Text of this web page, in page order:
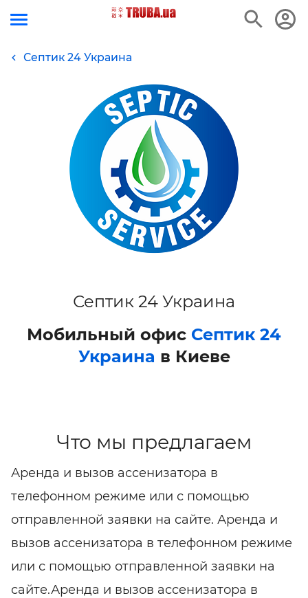
Септик 24 Украина
Септик 24 Украина
Мобильный офис Септик 24
Украина в Киеве
Что мы предлагаем
Аренда и вызов ассенизатора в
телефонном режиме или с помощью
отправленной заявки на сайте. Аренда и
вызов ассенизатора в телефонном режиме
или с помощью отправленной заявки на
сайте.Аренда и вызов ассенизатора в